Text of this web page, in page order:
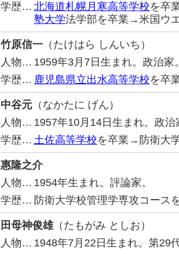
学歴… 北海道札幌月寒高等学校を卒
塾大学法学部を卒業→米国ウ
竹原信一 （たけはら しんいち）
人物… 1959年3月7日生まれ。政治家
学歴… 鹿児島県立出水高等学校を卒
中谷元 （なかたに げん）
人物… 1957年10月14日生まれ。政治
学歴… 土佐高等学校を卒業→防衛大
惠隆之介
人物… 1954年生まれ。評論家。
学歴… 防衛大学校管理学専攻コース
田母神俊雄（たもがみ としお）
人物… 1948年7月22日生まれ。第29